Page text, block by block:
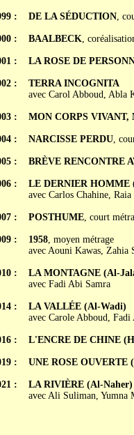
:
:
:
:
:
:
:
:
:
:
:
:
:
:
:
DE LA SÉDUCTION,
BAALBECK,
LA ROSE DE
TERRA INCOGNITA
avec Carol Abboud, Abla
MON CORPS VIVANT,
NARCISSE PERDU,
BRÈVE RENCONTRE
LE DERNIER HOMME
avec Carlos Chahine,
POSTHUME, court
1958, moyen métrage
avec Aouni Kawas, Zahia
LA MONTAGNE (Al-
avec Fadi Abi Samra
LA VALLÉE (Al-Wadi)
avec Carole Abboud,
L'ENCRE DE CHINE
UNE ROSE OUVERTE
LA RIVIÈRE (Al-Naher)
avec Ali Suliman, Yumna